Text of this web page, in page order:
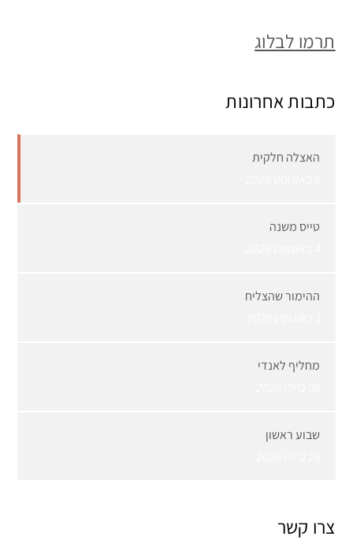
תרמו לבלוג
כתבות אחרונות
האצלה חלקית
טייס משנה
ההימור שהצליח
מחליף לאנדי
שבוע ראשון
צרו קשר